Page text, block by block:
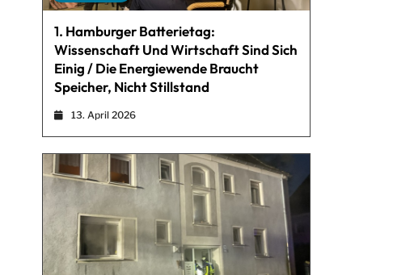
1. Hamburger Batterietag:
Wissenschaft Und Wirtschaft Sind Sich
Einig / Die Energiewende Braucht
Speicher, Nicht Stillstand
13. April 2026